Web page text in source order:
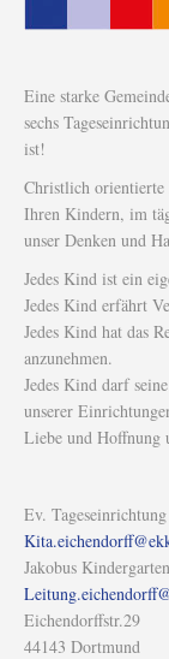
Eine starke
sechs
ist!
Christlich
Ihren Kindern, im
unser Denken und
Jedes Kind ist ein
Jedes Kind erfährt
Jedes Kind hat das
anzunehmen.
Jedes Kind darf
unserer
Liebe und Hoffnung
Ev.
Jakobus
Eichendorffstr.29
44143 Dortmund